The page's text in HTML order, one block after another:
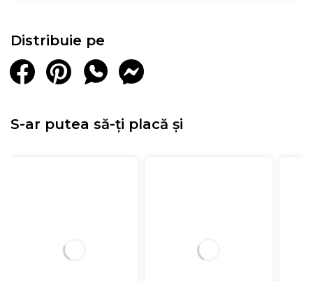
Distribuie pe
S-ar putea să-ți placă și